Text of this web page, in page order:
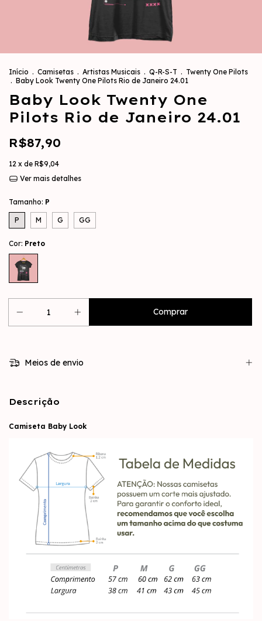
Início . Camisetas . Artistas Musicais . Q-R-S-T . Twenty One Pilots
. Baby Look Twenty One Pilots Rio de Janeiro 24.01
Baby Look Twenty One
Pilots Rio de Janeiro 24.01
R$87,90
12 x de R$9,04
Ver mais detalhes
Tamanho: P
P M G GG
Cor: Preto
Meios de envio
Descrição
Camiseta Baby Look